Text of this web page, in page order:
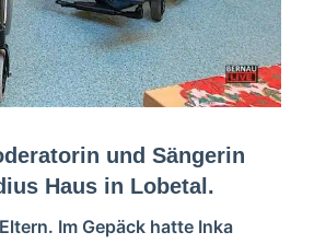
und Sängerin
Haus in Lobetal.
Im Gepäck hatte Inka